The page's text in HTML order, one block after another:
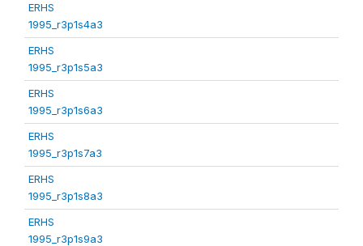
ERHS
1995_r3p1s4a3
ERHS
1995_r3p1s5a3
ERHS
1995_r3p1s6a3
ERHS
1995_r3p1s7a3
ERHS
1995_r3p1s8a3
ERHS
1995_r3p1s9a3